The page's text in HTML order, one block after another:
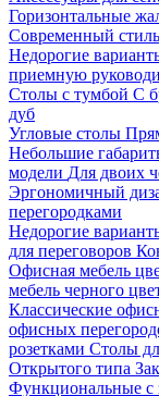
Горизонтальные
Современный стиль
Недорогие
приемную
Столы с тумбой С
дуб
Угловые столы
Небольшие
модели Для двоих
Эргономичный
перегородками
Недорогие
для переговоров
Офисная мебель
мебель черного
Классические
офисных
розетками Столы
Открытого типа
Функциональные с